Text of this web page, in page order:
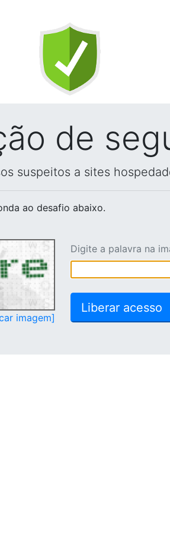
de
suspeitos a sites
ao desafio abaixo.
imagem]
Digite a palavra na